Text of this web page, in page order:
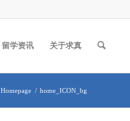
留学资讯 关于求真
Homepage / home_ICON_bg